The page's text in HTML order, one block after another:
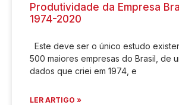
Produtividade da Empresa
1974-2020
Este deve ser o único estudo
500 maiores empresas do Brasil, de
dados que criei em 1974, e
LER ARTIGO »